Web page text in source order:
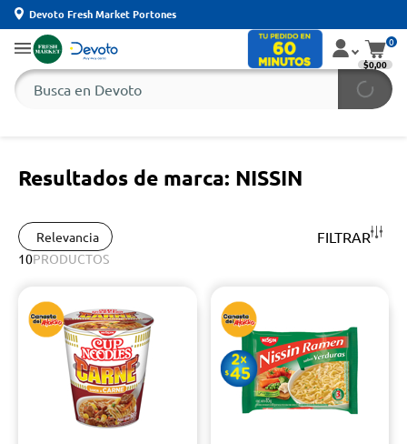
Devoto Fresh Market Portones
0
$0,00
Resultados de marca: NISSIN
Relevancia FILTRAR
10PRODUCTOS